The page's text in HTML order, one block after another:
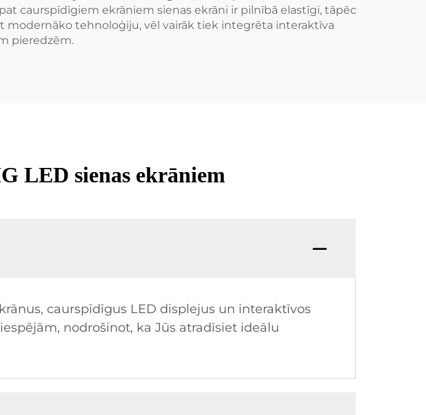
caurspīdīgiem ekrāniem sienas ekrāni ir pilnībā elastīgi, tāpēc
modernāko tehnoloģiju, vēl vairāk tiek integrēta interaktīva
pieredzēm.
LED sienas ekrāniem
caurspīdīgus LED displejus un interaktīvos
nodrošinot, ka Jūs atradīsiet ideālu